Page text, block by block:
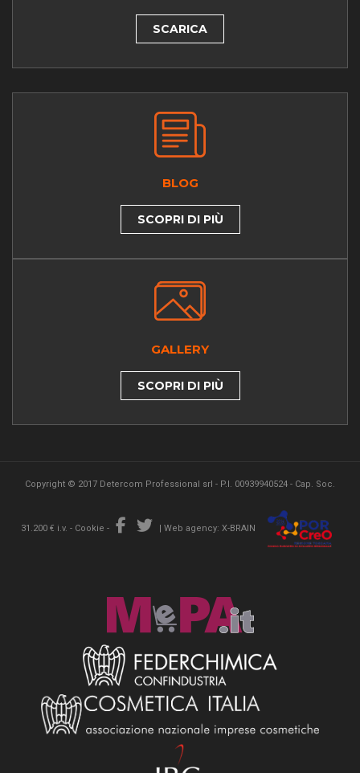
SCARICA
BLOG
SCOPRI DI PIÙ
GALLERY
SCOPRI DI PIÙ
Copyright © 2017 Detercom Professional srl - P.I. 00939940524 - Cap. Soc.
31.200 € i.v. - Cookie - | Web agency: X-BRAIN